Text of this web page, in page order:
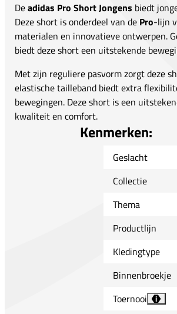
Deadidas Pro Short Jongens biedt
Deze short is onderdeel van de Pro-lijn
materialen en innovatieve ontwerpen.
biedt deze short een uitstekende
Met zijn reguliere pasvorm zorgt deze
elastische tailleband biedt extra
bewegingen. Deze short is een
kwaliteit en comfort.
Kenmerken:
Geslacht
Collectie
Thema
Productlijn
Kledingtype
Binnenbroekje
Toernooi
i